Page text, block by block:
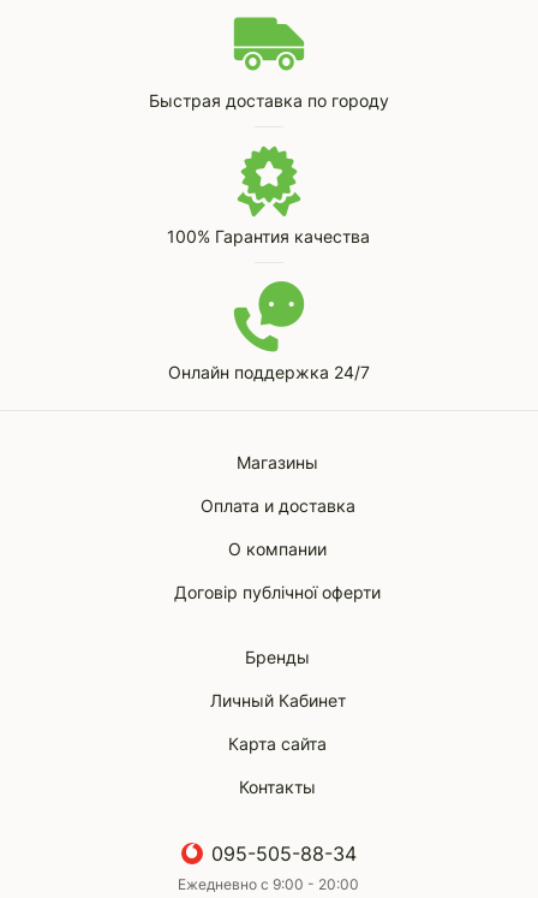
Быстрая доставка по городу
100% Гарантия качества
Онлайн поддержка 24/7
Магазины
Оплата и доставка
О компании
Договір публічної оферти
Бренды
Личный Кабинет
Карта сайта
Контакты
095-505-88-34
Ежедневно с 9:00 - 20:00